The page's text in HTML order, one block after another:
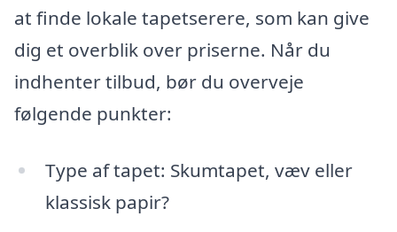
at finde lokale tapetserere, som kan give
dig et overblik over priserne. Når du
indhenter tilbud, bør du overveje
følgende punkter:
Type af tapet: Skumtapet, væv eller
klassisk papir?